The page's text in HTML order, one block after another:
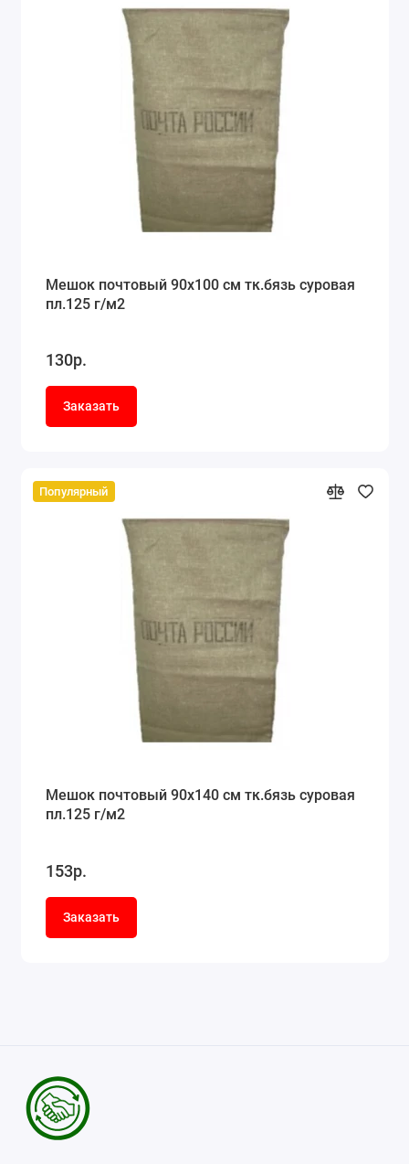
Мешок почтовый 90x100 см тк.бязь суровая
пл.125 г/м2
130р.
Заказать
Популярный
Мешок почтовый 90x140 см тк.бязь суровая
пл.125 г/м2
153р.
Заказать